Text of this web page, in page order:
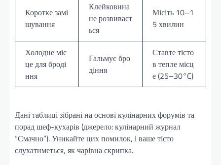
Коротке замі
шування
Клейковина
не розвиваєт
ься
Місіть 10–1
5 хвилин
Холодне міс
це для броді
ння
Гальмує бро
діння
Ставте тісто
в тепле місц
е (25–30°C)
Дані таблиці зібрані на основі кулінарних форумів та
порад шеф-кухарів (джерело: кулінарний журнал
“Смачно”). Уникайте цих помилок, і ваше тісто
слухатиметься, як чарівна скрипка.